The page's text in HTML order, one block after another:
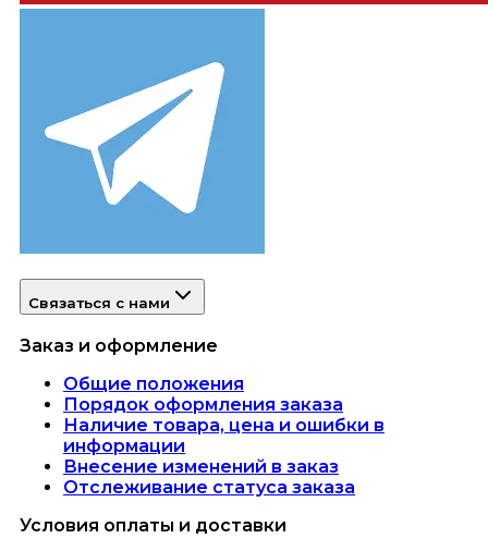
Связаться с нами
Заказ и оформление
Общие положения
Порядок оформления заказа
Наличие товара, цена и ошибки в
информации
Внесение изменений в заказ
Отслеживание статуса заказа
Условия оплаты и доставки